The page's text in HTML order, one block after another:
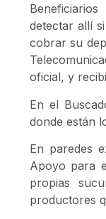
detectar allí
cobrar su
oficial, y
En el
donde están
En paredes
Apoyo para
propias
productores